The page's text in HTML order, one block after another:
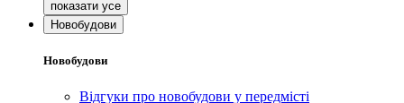
Новобудови
Новобудови
Відгуки про новобудови у передмісті